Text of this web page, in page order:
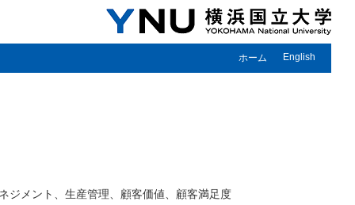
ホーム English
ジメント、生産管理、顧客価値、顧客満足度